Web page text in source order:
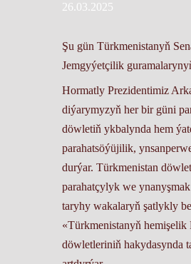
26.03.2025
Şu gün Türkmenistanyň
Jemgyýetçilik
Hormatly Prezidentimiz
diýarymyzyň her bir güni
döwletiň ykbalynda hem
parahatsöýüjilik,
durýar. Türkmenistan
parahatçylyk we
taryhy wakalaryň şatlykly
«Türkmenistanyň
döwletleriniň hakydasynda